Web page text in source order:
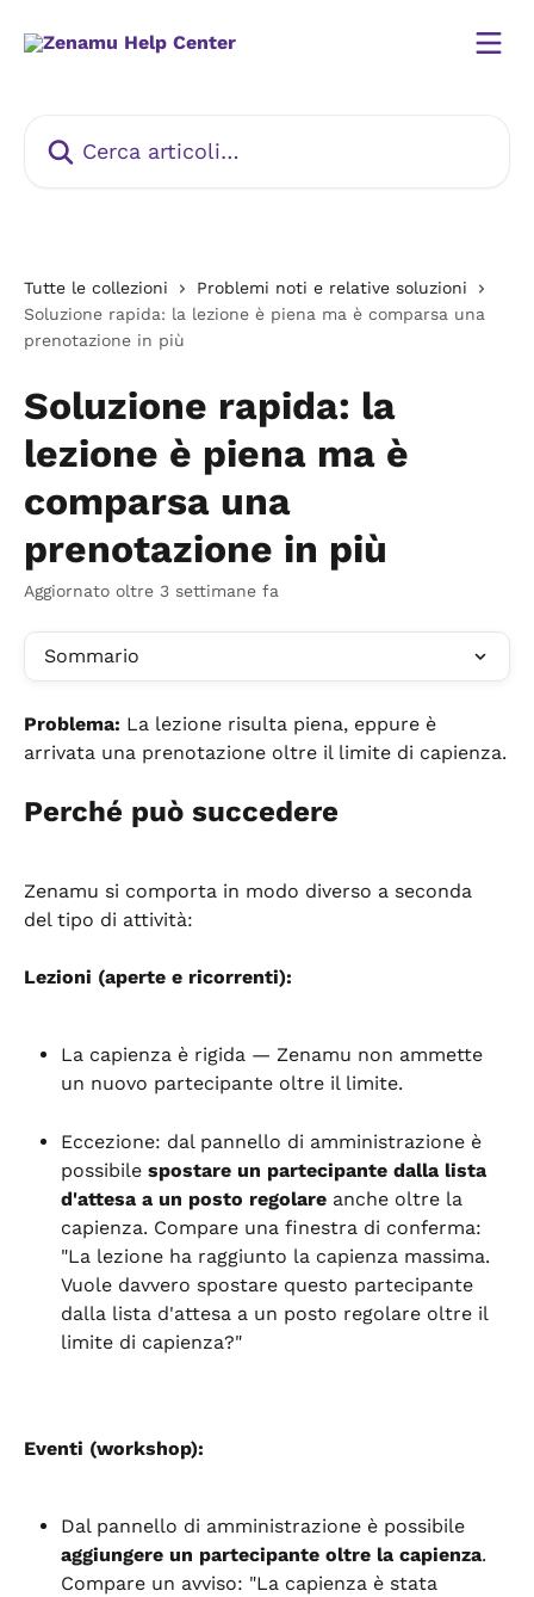
Tutte le collezioni
Problemi noti e relative soluzioni
Soluzione rapida: la lezione è piena ma è comparsa una
prenotazione in più
Soluzione rapida: la
lezione è piena ma è
comparsa una
prenotazione in più
Aggiornato oltre 3 settimane fa
Sommario
Problema: La lezione risulta piena, eppure è
arrivata una prenotazione oltre il limite di capienza.
Perché può succedere
Zenamu si comporta in modo diverso a seconda
del tipo di attività:
Lezioni (aperte e ricorrenti):
La capienza è rigida — Zenamu non ammette
un nuovo partecipante oltre il limite.
Eccezione: dal pannello di amministrazione è
possibile spostare un partecipante dalla lista
d'attesa a un posto regolare anche oltre la
capienza. Compare una finestra di conferma:
"La lezione ha raggiunto la capienza massima.
Vuole davvero spostare questo partecipante
dalla lista d'attesa a un posto regolare oltre il
limite di capienza?"
Eventi (workshop):
Dal pannello di amministrazione è possibile
aggiungere un partecipante oltre la capienza.
Compare un avviso: "La capienza è stata